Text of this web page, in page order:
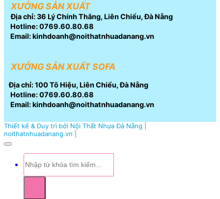
XƯỞNG SẢN XUẤT
Địa chỉ: 36 Lý Chính Thắng, Liên Chiểu, Đà Nẵng
Hotline: 0769.60.80.68
Email: kinhdoanh@noithatnhuadanang.vn
XƯỞNG SẢN XUẤT SOFA
Địa chỉ: 100 Tô Hiệu, Liên Chiểu, Đà Nẵng
Hotline: 0769.60.80.68
Email: kinhdoanh@noithatnhuadanang.vn
Thiết kế & Duy trì bởi Nội Thất Nhựa Đà Nẵng |
noithatnhuadanang.vn |
Tìm
kiếm: